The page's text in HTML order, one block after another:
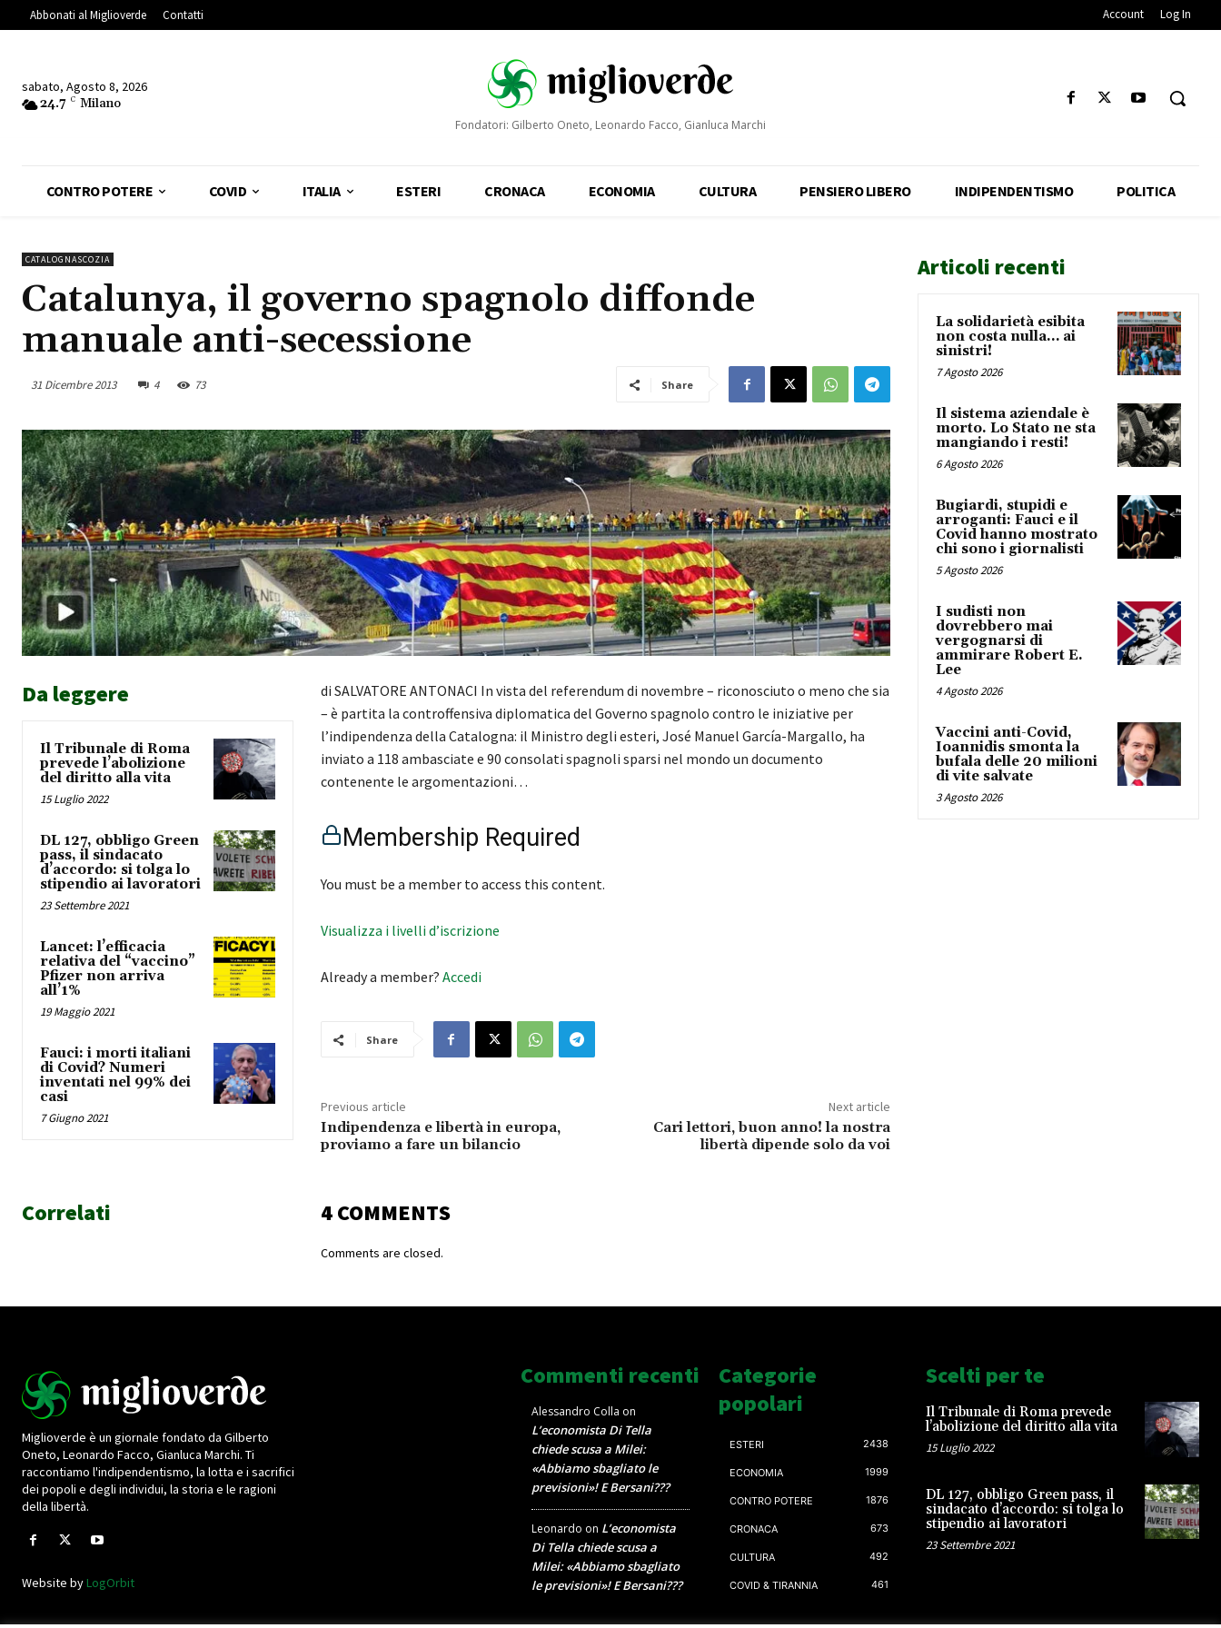
Abbonati al Miglioverde Contatti Account Log In
sabato, Agosto 8, 2026
24.7 C Milano
Fondatori: Gilberto Oneto, Leonardo Facco, Gianluca Marchi
CONTRO POTERE COVID ITALIA ESTERI CRONACA ECONOMIA CULTURA PENSIERO LIBERO INDIPENDENTISMO POLITICA
CATALOGNASCOZIA
Catalunya, il governo spagnolo diffonde
manuale anti-secessione
31 Dicembre 2013 4 73 Share
Da leggere
Il Tribunale di Roma
prevede l’abolizione
del diritto alla vita
15 Luglio 2022
DL 127, obbligo Green
pass, il sindacato
d’accordo: si tolga lo
stipendio ai lavoratori
23 Settembre 2021
Lancet: l’efficacia
relativa del “vaccino”
Pfizer non arriva
all’1%
19 Maggio 2021
Fauci: i morti italiani
di Covid? Numeri
inventati nel 99% dei
casi
7 Giugno 2021
di SALVATORE ANTONACI In vista del referendum di novembre – riconosciuto o meno che sia
– è partita la controffensiva diplomatica del Governo spagnolo contro le iniziative per
l’indipendenza della Catalogna: il Ministro degli esteri, José Manuel García-Margallo, ha
inviato a 118 ambasciate e 90 consolati spagnoli sparsi nel mondo un documento
contenente le argomentazioni…
Membership Required
You must be a member to access this content.
Visualizza i livelli d’iscrizione
Already a member? Accedi
Share
Previous article
Indipendenza e libertà in europa,
proviamo a fare un bilancio
Next article
Cari lettori, buon anno! la nostra
libertà dipende solo da voi
Correlati 4 COMMENTS
Comments are closed.
Articoli recenti
La solidarietà esibita
non costa nulla… ai
sinistri!
7 Agosto 2026
Il sistema aziendale è
morto. Lo Stato ne sta
mangiando i resti!
6 Agosto 2026
Bugiardi, stupidi e
arroganti: Fauci e il
Covid hanno mostrato
chi sono i giornalisti
5 Agosto 2026
I sudisti non
dovrebbero mai
vergognarsi di
ammirare Robert E.
Lee
4 Agosto 2026
Vaccini anti-Covid,
Ioannidis smonta la
bufala delle 20 milioni
di vite salvate
3 Agosto 2026
Miglioverde è un giornale fondato da Gilberto
Oneto, Leonardo Facco, Gianluca Marchi. Ti
raccontiamo l'indipendentismo, la lotta e i sacrifici
dei popoli e degli individui, la storia e le ragioni
della libertà.
Website byLogOrbit
Commenti recenti
Alessandro Colla on
L’economista Di Tella
chiede scusa a Milei:
«Abbiamo sbagliato le
previsioni»! E Bersani???
Leonardo on L’economista
Di Tella chiede scusa a
Milei: «Abbiamo sbagliato
le previsioni»! E Bersani???
Categorie
popolari
ESTERI 2438
ECONOMIA 1999
CONTRO POTERE 1876
CRONACA 673
CULTURA 492
COVID & TIRANNIA 461
Scelti per te
Il Tribunale di Roma prevede
l’abolizione del diritto alla vita
15 Luglio 2022
DL 127, obbligo Green pass, il
sindacato d’accordo: si tolga lo
stipendio ai lavoratori
23 Settembre 2021